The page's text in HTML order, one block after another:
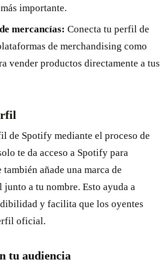
importante.
mercancías: Conecta tu perfil de
de merchandising como
vender productos directamente a tus
de Spotify mediante el proceso de
te da acceso a Spotify para
añade una marca de
a tu nombre. Esto ayuda a
y facilita que los oyentes
oficial.
tu audiencia